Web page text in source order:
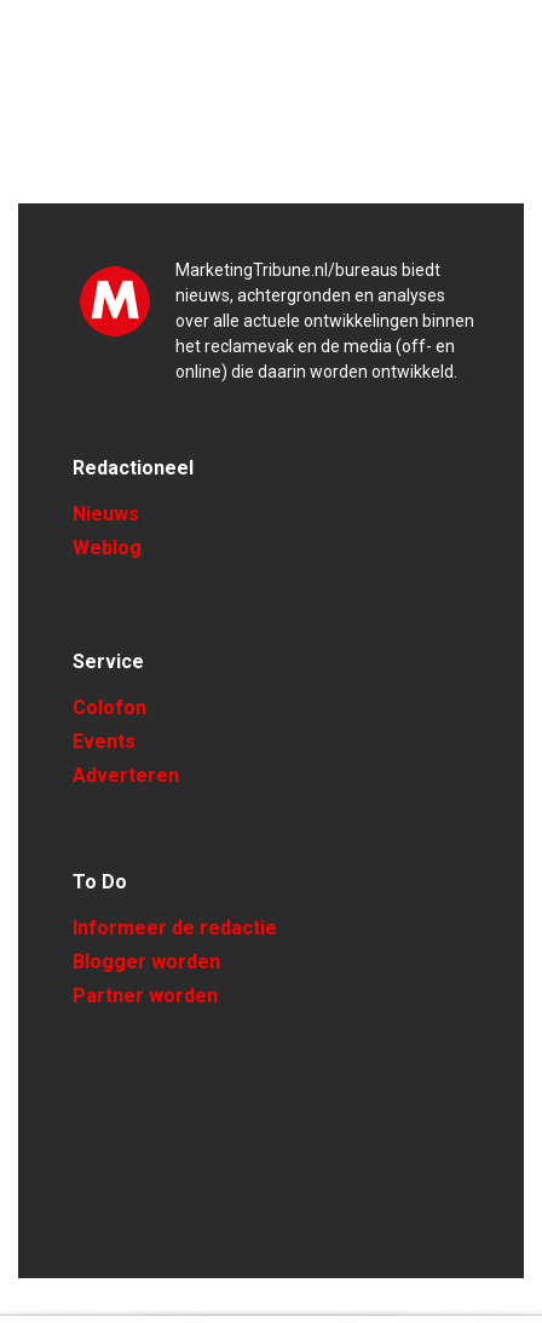
MarketingTribune.nl/bureaus biedt
nieuws, achtergronden en analyses
over alle actuele ontwikkelingen binnen
het reclamevak en de media (off- en
online) die daarin worden ontwikkeld.
Redactioneel
Nieuws
Weblog
Service
Colofon
Events
Adverteren
To Do
Informeer de redactie
Blogger worden
Partner worden